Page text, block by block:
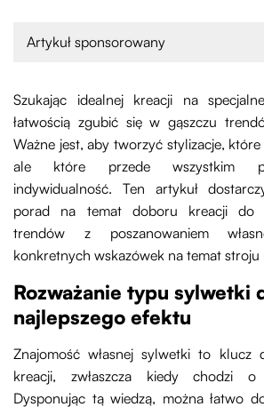
Artykuł sponsorowany
Szukając idealnej kreacji na
łatwością zgubić się w gąszczu
Ważne jest, aby tworzyć stylizacje,
ale które przede wszystkim
indywidualność. Ten artykuł
porad na temat doboru kreacji do
trendów z poszanowaniem
konkretnych wskazówek na temat stroju
Rozważanie typu sylwetki
najlepszego efektu
Znajomość własnej sylwetki to klucz
kreacji, zwłaszcza kiedy chodzi o
Dysponując tą wiedzą, można łatwo